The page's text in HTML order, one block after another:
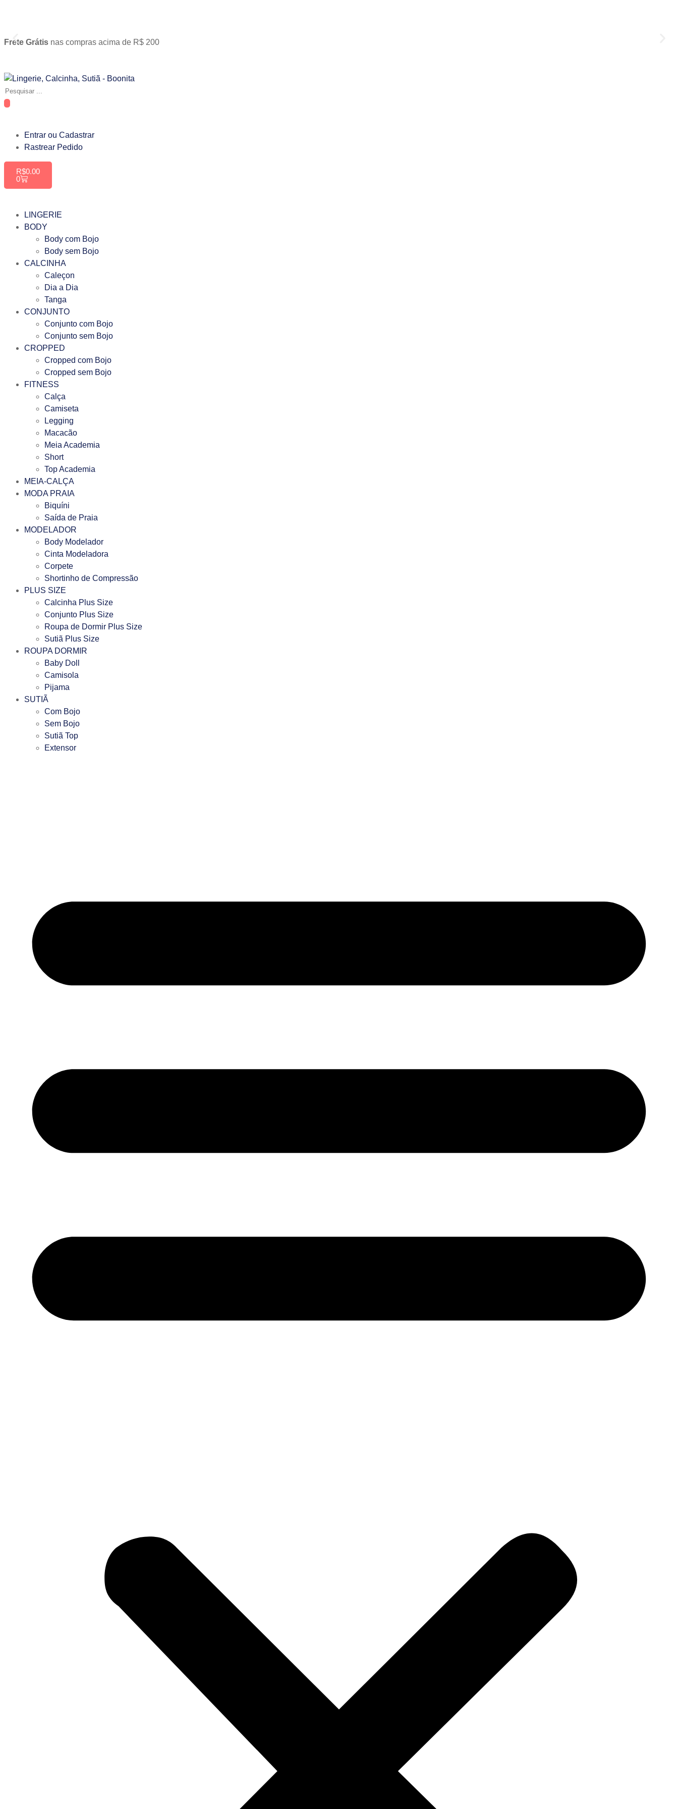
Frete Grátis nas compras acima de R$ 200
Entrar ou Cadastrar
Rastrear Pedido
R$0.00
0
LINGERIE
BODY
Body com Bojo
Body sem Bojo
CALCINHA
Caleçon
Dia a Dia
Tanga
CONJUNTO
Conjunto com Bojo
Conjunto sem Bojo
CROPPED
Cropped com Bojo
Cropped sem Bojo
FITNESS
Calça
Camiseta
Legging
Macacão
Meia Academia
Short
Top Academia
MEIA-CALÇA
MODA PRAIA
Biquíni
Saída de Praia
MODELADOR
Body Modelador
Cinta Modeladora
Corpete
Shortinho de Compressão
PLUS SIZE
Calcinha Plus Size
Conjunto Plus Size
Roupa de Dormir Plus Size
Sutiã Plus Size
ROUPA DORMIR
Baby Doll
Camisola
Pijama
SUTIÃ
Com Bojo
Sem Bojo
Sutiã Top
Extensor